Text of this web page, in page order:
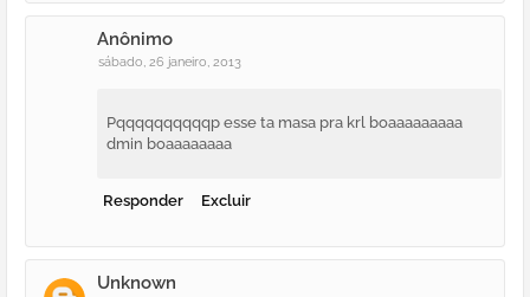
Anônimo
sábado, 26 janeiro, 2013
Pqqqqqqqqqqp esse ta masa pra krl boaaaaaaaaa
dmin boaaaaaaaa
Responder Excluir
Unknown